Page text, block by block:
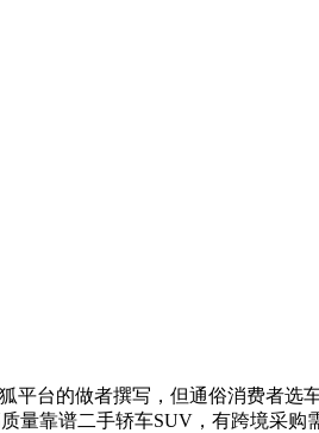
平台的做者撰写，但通俗消费者选
量靠谱二手轿车SUV，有跨境采